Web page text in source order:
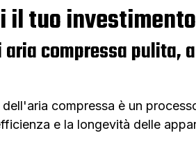
il tuo
compressa pulita,
compressa è un
e la longevità delle